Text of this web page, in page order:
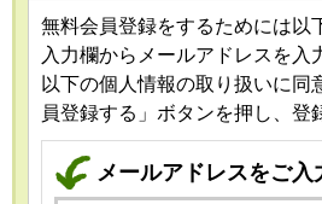
無料会員登録をするためには以
入力欄からメールアドレスを入
以下の個人情報の取り扱いに同
員登録する」ボタンを押し、登
メールアドレスをご入